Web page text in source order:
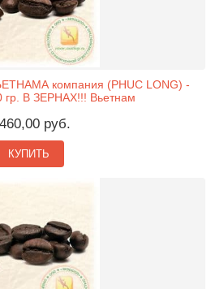
компания (PHUC LONG) -
В ЗЕРНАХ!!! Вьетнам
руб.
КУПИТЬ